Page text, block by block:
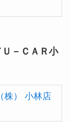
－ＣＡＲ小
株） 小林店